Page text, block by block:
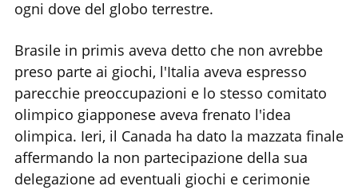
ogni dove del globo terrestre.
Brasile in primis aveva detto che non avrebbe
preso parte ai giochi, l'Italia aveva espresso
parecchie preoccupazioni e lo stesso comitato
olimpico giapponese aveva frenato l'idea
olimpica. Ieri, il Canada ha dato la mazzata finale
affermando la non partecipazione della sua
delegazione ad eventuali giochi e cerimonie